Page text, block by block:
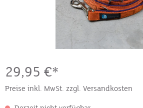
29,95 €*
Preise inkl. MwSt. zzgl. Versandkosten